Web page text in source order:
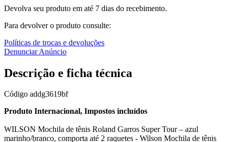
Devolva seu produto em até 7 dias do recebimento.
Para devolver o produto consulte:
Políticas de trocas e devoluções
Denunciar Anúncio
Descrição e ficha técnica
Código addg3619bf
Produto Internacional, Impostos incluídos
WILSON Mochila de tênis Roland Garros Super Tour – azul
marinho/branco, comporta até 2 raquetes - Wilson Mochila de tênis